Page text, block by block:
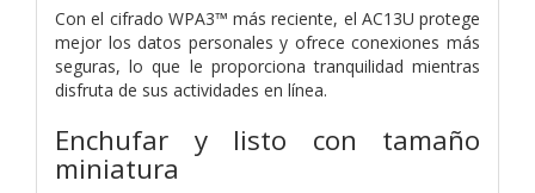
Con el cifrado WPA3™ más reciente, el AC13U protege
mejor los datos personales y ofrece conexiones más
seguras, lo que le proporciona tranquilidad mientras
disfruta de sus actividades en línea.
Enchufar y listo con tamaño
miniatura